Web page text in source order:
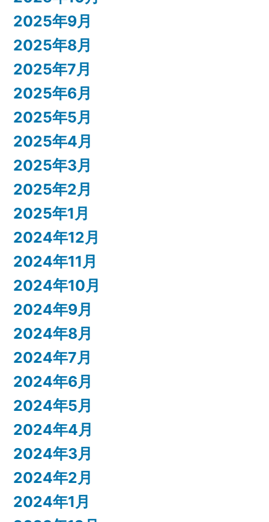
2025年9月
2025年8月
2025年7月
2025年6月
2025年5月
2025年4月
2025年3月
2025年2月
2025年1月
2024年12月
2024年11月
2024年10月
2024年9月
2024年8月
2024年7月
2024年6月
2024年5月
2024年4月
2024年3月
2024年2月
2024年1月